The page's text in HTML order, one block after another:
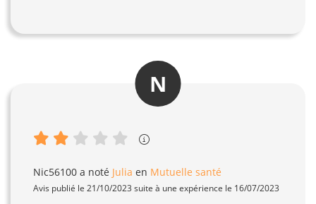
N
Nic56100 a noté Julia en Mutuelle santé
Avis publié le 21/10/2023 suite à une expérience le 16/07/2023